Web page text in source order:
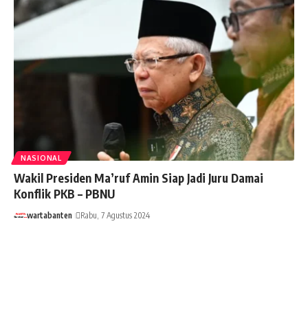
NASIONAL
Wakil Presiden Ma’ruf Amin Siap Jadi Juru Damai
Konflik PKB – PBNU
wartabanten Rabu, 7 Agustus 2024